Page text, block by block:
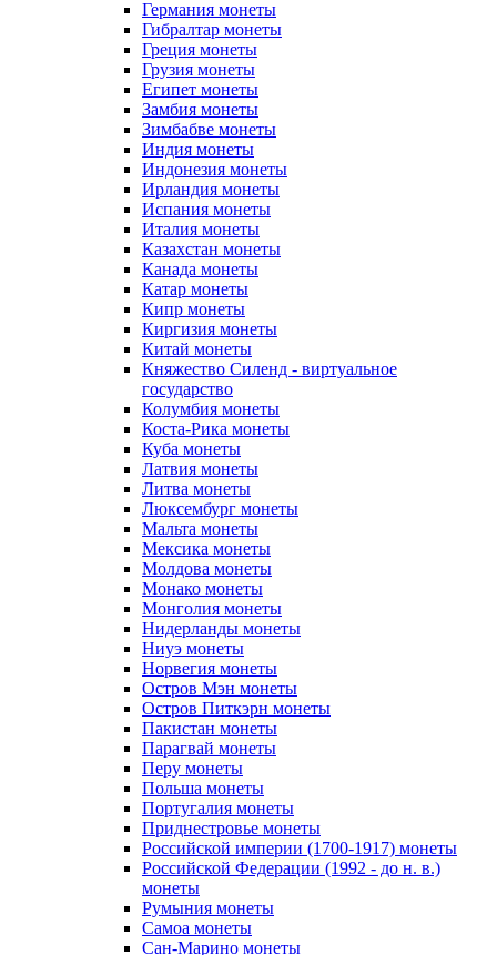
Германия монеты
Гибралтар монеты
Греция монеты
Грузия монеты
Египет монеты
Замбия монеты
Зимбабве монеты
Индия монеты
Индонезия монеты
Ирландия монеты
Испания монеты
Италия монеты
Казахстан монеты
Канада монеты
Катар монеты
Кипр монеты
Киргизия монеты
Китай монеты
Княжество Силенд - виртуальное
государство
Колумбия монеты
Коста-Рика монеты
Куба монеты
Латвия монеты
Литва монеты
Люксембург монеты
Мальта монеты
Мексика монеты
Молдова монеты
Монако монеты
Монголия монеты
Нидерланды монеты
Ниуэ монеты
Норвегия монеты
Остров Мэн монеты
Остров Питкэрн монеты
Пакистан монеты
Парагвай монеты
Перу монеты
Польша монеты
Португалия монеты
Приднестровье монеты
Российской империи (1700-1917) монеты
Российской Федерации (1992 - до н. в.)
монеты
Румыния монеты
Самоа монеты
Сан-Марино монеты